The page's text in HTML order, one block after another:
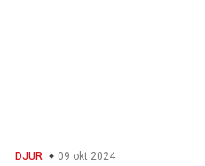
DJUR 09 okt 2024